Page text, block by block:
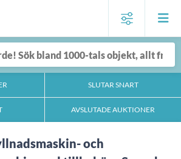
SLUTAR SNART
AVSLUTADE AUKTIONER
och